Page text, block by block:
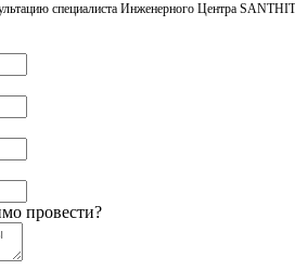
специалиста Инженерного Центра
провести?